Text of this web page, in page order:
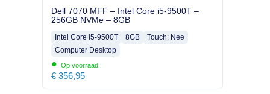
Dell 7070 MFF – Intel Core i5-9500T –
256GB NVMe – 8GB
Intel Core i5-9500T 8GB
Touch: Nee
Computer Desktop
• Op voorraad
€ 356,95